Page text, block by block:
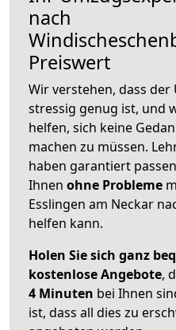
nach
Preiswert
Wir verstehen, dass der
stressig genug ist, und
helfen, sich keine
machen zu müssen.
haben garantiert
Ihnen ohne Probleme
Esslingen am Neckar
helfen kann.
Holen Sie sich ganz
kostenlose Angebote,
4 Minuten bei Ihnen
ist, dass all dies zu